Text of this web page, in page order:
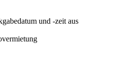
und -zeit aus